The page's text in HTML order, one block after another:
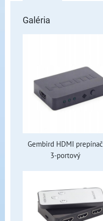
Galéria
Gembird HDMI prepínač
3-portový